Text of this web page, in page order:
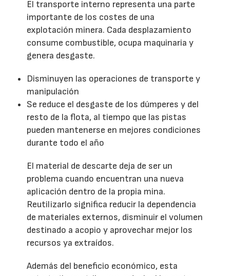
El transporte interno representa una parte
importante de los costes de una
explotación minera. Cada desplazamiento
consume combustible, ocupa maquinaria y
genera desgaste.
Disminuyen las operaciones de transporte y
manipulación
Se reduce el desgaste de los dúmperes y del
resto de la flota, al tiempo que las pistas
pueden mantenerse en mejores condiciones
durante todo el año
El material de descarte deja de ser un
problema cuando encuentran una nueva
aplicación dentro de la propia mina.
Reutilizarlo significa reducir la dependencia
de materiales externos, disminuir el volumen
destinado a acopio y aprovechar mejor los
recursos ya extraídos.
Además del beneficio económico, esta